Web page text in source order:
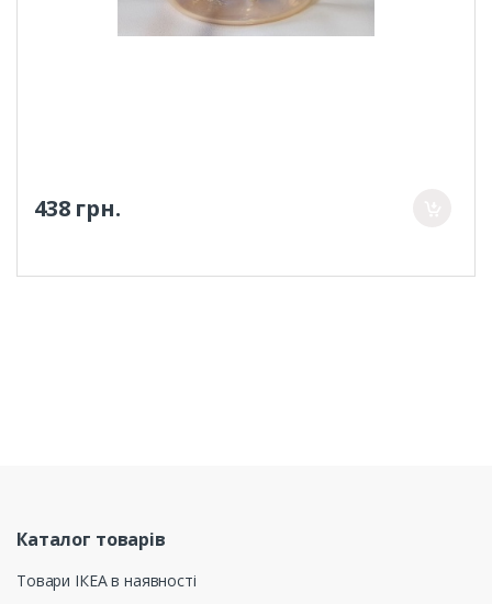
438 грн.
Каталог товарів
Товари ІКЕА в наявності